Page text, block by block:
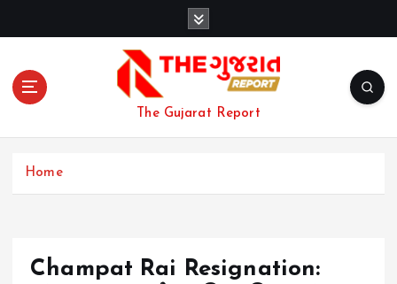
The Gujarat Report
Home
Champat Rai Resignation: